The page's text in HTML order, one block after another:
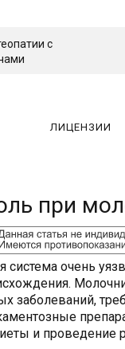
с
ЛИЦЕНЗИИ
при
система очень
заболеваний,
и проведение